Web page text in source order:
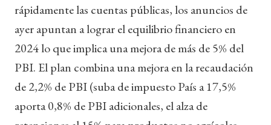
rápidamente las cuentas públicas, los anuncios de
ayer apuntan a lograr el equilibrio financiero en
2024 lo que implica una mejora de más de 5% del
PBI. El plan combina una mejora en la recaudación
de 2,2% de PBI (suba de impuesto País a 17,5%
aporta 0,8% de PBI adicionales, el alza de